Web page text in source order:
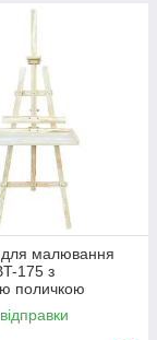
малювання
175 з
поличкою